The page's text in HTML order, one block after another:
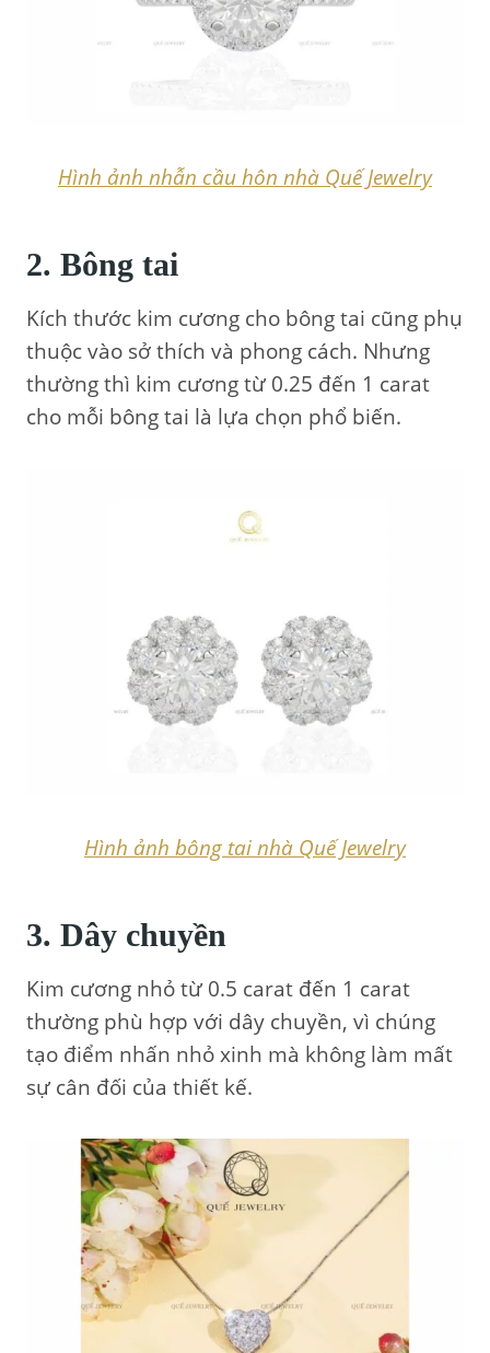
Hình ảnh nhẫn cầu hôn nhà Quế Jewelry
2. Bông tai
Kích thước kim cương cho bông tai cũng phụ
thuộc vào sở thích và phong cách. Nhưng
thường thì kim cương từ 0.25 đến 1 carat
cho mỗi bông tai là lựa chọn phổ biến.
Hình ảnh bông tai nhà Quế Jewelry
3. Dây chuyền
Kim cương nhỏ từ 0.5 carat đến 1 carat
thường phù hợp với dây chuyền, vì chúng
tạo điểm nhấn nhỏ xinh mà không làm mất
sự cân đối của thiết kế.